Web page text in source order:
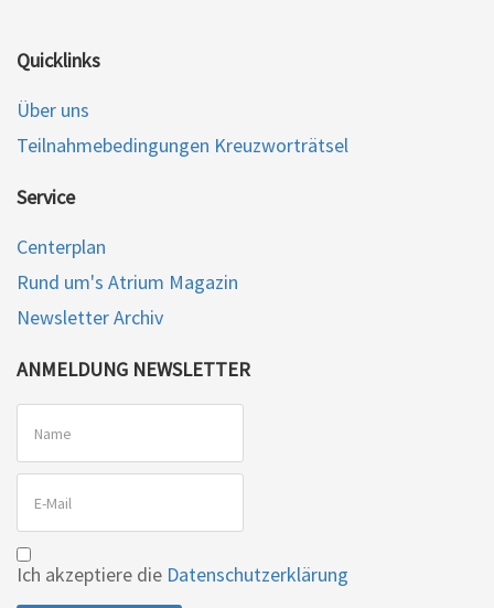
Quicklinks
Über uns
Teilnahmebedingungen Kreuzworträtsel
Service
Centerplan
Rund um's Atrium Magazin
Newsletter Archiv
ANMELDUNG NEWSLETTER
Ich akzeptiere die Datenschutzerklärung